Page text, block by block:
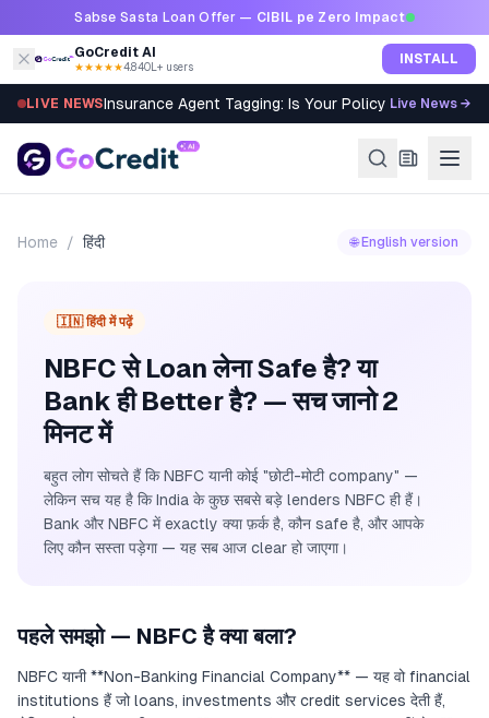
Skip to contentSabse Sasta Loan Offer — CIBIL pe Zero Impact
GoCredit AI
★★★★★4.8·40L+ users INSTALL
LIVE NEWSInsurance Agent Tagging: Is Your Policy Sold Right?
Live News →
Home / हिंदी 🌐 English version
🇮🇳 हिंदी में पढ़ें
NBFC से Loan लेना Safe है? या
Bank ही Better है? — सच जानो 2
मिनट में
बहुत लोग सोचते हैं कि NBFC यानी कोई "छोटी-मोटी company" —
लेकिन सच यह है कि India के कुछ सबसे बड़े lenders NBFC ही हैं।
Bank और NBFC में exactly क्या फ़र्क है, कौन safe है, और आपके
लिए कौन सस्ता पड़ेगा — यह सब आज clear हो जाएगा।
पहले समझो — NBFC है क्या बला?
NBFC यानी **Non-Banking Financial Company** — यह वो financial
institutions हैं जो loans, investments और credit services देती हैं,